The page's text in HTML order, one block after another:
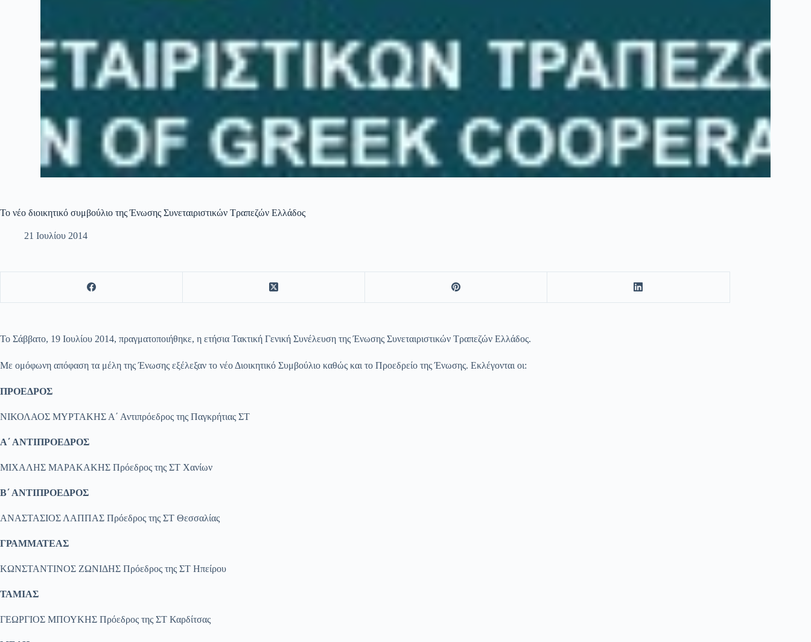
Το νέο διοικητικό συμβούλιο της Ένωσης Συνεταιριστικών Τραπεζών Ελλάδος
21 Ιουλίου 2014
Το Σάββατο, 19 Ιουλίου 2014, πραγματοποιήθηκε, η ετήσια Τακτική Γενική Συνέλευση της Ένωσης Συνεταιριστικών Τραπεζών Ελλάδος.
Με ομόφωνη απόφαση τα μέλη της Ένωσης εξέλεξαν το νέο Διοικητικό Συμβούλιο καθώς και το Προεδρείο της Ένωσης. Εκλέγονται οι:
ΠΡΟΕΔΡΟΣ
ΝΙΚΟΛΑΟΣ ΜΥΡΤΑΚΗΣ Α΄ Αντιπρόεδρος της Παγκρήτιας ΣΤ
Α΄ ΑΝΤΙΠΡΟΕΔΡΟΣ
ΜΙΧΑΛΗΣ ΜΑΡΑΚΑΚΗΣ Πρόεδρος της ΣΤ Χανίων
Β΄ ΑΝΤΙΠΡΟΕΔΡΟΣ
ΑΝΑΣΤΑΣΙΟΣ ΛΑΠΠΑΣ Πρόεδρος της ΣΤ Θεσσαλίας
ΓΡΑΜΜΑΤΕΑΣ
ΚΩΝΣΤΑΝΤΙΝΟΣ ΖΩΝΙΔΗΣ Πρόεδρος της ΣΤ Ηπείρου
ΤΑΜΙΑΣ
ΓΕΩΡΓΙΟΣ ΜΠΟΥΚΗΣ Πρόεδρος της ΣΤ Καρδίτσας